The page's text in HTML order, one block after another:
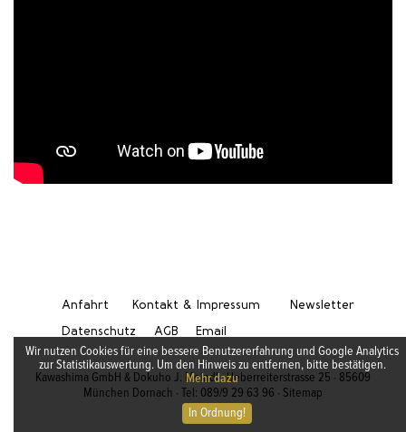
Anfahrt Kontakt & Impressum
Newsletter
Datenschutz
AGB Email
Kawashima GmbH & Dokuho J. Meindl · Ueberreiterstrasse 25 · 85609
München Dornach · Tel: 089/9 29 63 96 · Sitemap
Wir nutzen Cookies für eine bessere Benutzererfahrung und Google Analytics
zur Statistikauswertung. Um den Hinweis zu entfernen, bitte bestätigen.
Mehr dazu
In Ordnung!